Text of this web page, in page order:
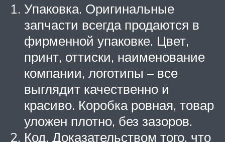
Упаковка. Оригинальные
запчасти всегда продаются в
фирменной упаковке. Цвет,
принт, оттиски, наименование
компании, логотипы – все
выглядит качественно и
красиво. Коробка ровная, товар
уложен плотно, без зазоров.
Код. Доказательством того, что